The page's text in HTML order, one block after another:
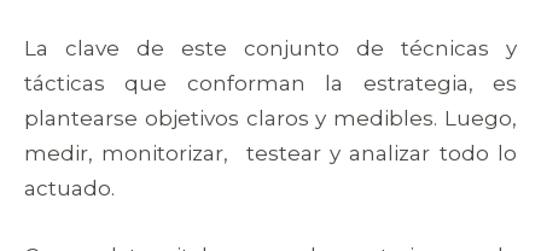
La clave de este conjunto de técnicas y
tácticas que conforman la estrategia, es
plantearse objetivos claros y medibles. Luego,
medir, monitorizar, testear y analizar todo lo
actuado.